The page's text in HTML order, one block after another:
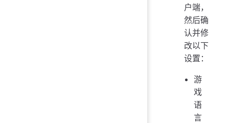
户端，
然后确
认并修
改以下
设置：
游
戏
语
言